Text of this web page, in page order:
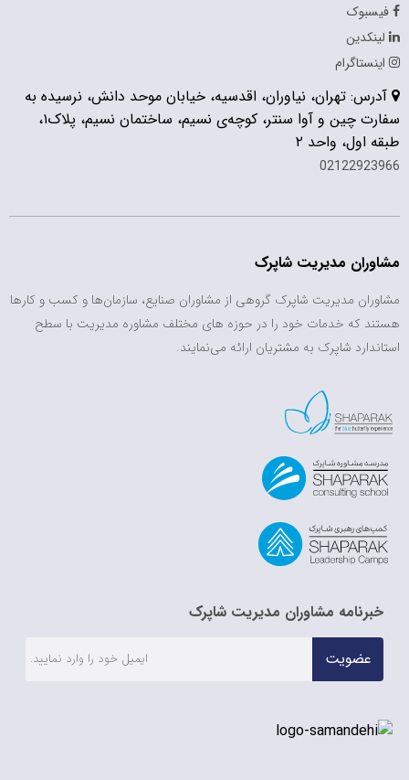
فیسبوک
لینکدین
اینستاگرام
آدرس: تهران، نیاوران، اقدسیه، خیابان موحد دانش، نرسیده به
سفارت چین و آوا سنتر، کوچه‌ی نسیم، ساختمان نسیم، پلاک۱،
طبقه اول، واحد ۲
02122923966
مشاوران مدیریت شاپرک
مشاوران مدیریت شاپرک گروهی از مشاوران صنایع، سازمان‌ها و کسب و کارها
هستند که خدمات خود را در حوزه های مختلف مشاوره مدیریت با سطح
استاندارد شاپرک به مشتریان ارائه می‌نمایند.
خبرنامه مشاوران مدیریت شاپرک
عضویت